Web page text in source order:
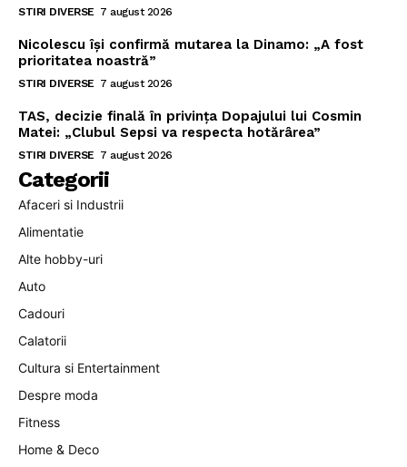
STIRI DIVERSE 7 august 2026
Nicolescu își confirmă mutarea la Dinamo: „A fost
prioritatea noastră”
STIRI DIVERSE 7 august 2026
TAS, decizie finală în privința Dopajului lui Cosmin
Matei: „Clubul Sepsi va respecta hotărârea”
STIRI DIVERSE 7 august 2026
Categorii
Afaceri si Industrii
Alimentatie
Alte hobby-uri
Auto
Cadouri
Calatorii
Cultura si Entertainment
Despre moda
Fitness
Home & Deco